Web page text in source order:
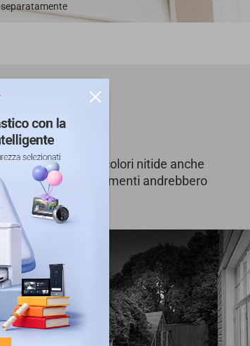
colori.
immagini a colori nitide anche
dettagli che altrimenti andrebbero